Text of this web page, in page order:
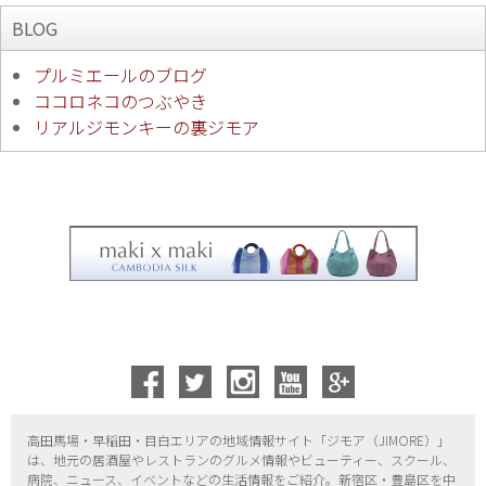
BLOG
プルミエールのブログ
ココロネコのつぶやき
リアルジモンキーの裏ジモア
高田馬場・早稲田・目白エリアの地域情報サイト「ジモア（JIMORE）」
は、地元の居酒屋やレストランのグルメ情報やビューティー、
スクール、
病院、ニュース、イベントなどの生活情報をご紹介。新宿区・ 豊島区を中